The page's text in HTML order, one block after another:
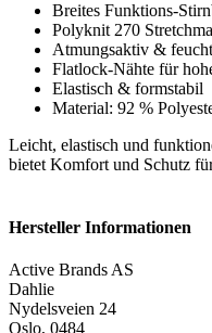
Breites Funktions-
Polyknit 270
Atmungsaktiv &
Flatlock-Nähte für
Elastisch & formstabil
Material: 92 %
Leicht, elastisch und
bietet Komfort und Schutz
Hersteller Informationen
Active Brands AS
Dahlie
Nydelsveien 24
Oslo, 0484